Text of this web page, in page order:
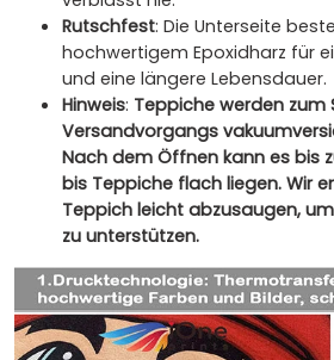
Rutschfest: Die Unterseite
hochwertigem Epoxidharz für
und eine längere Lebensdauer.
Hinweis: Teppiche werden zum
Versandvorgangs
Nach dem Öffnen kann es bis
bis Teppiche flach liegen. Wir
Teppich leicht abzusaugen,
zu unterstützen.